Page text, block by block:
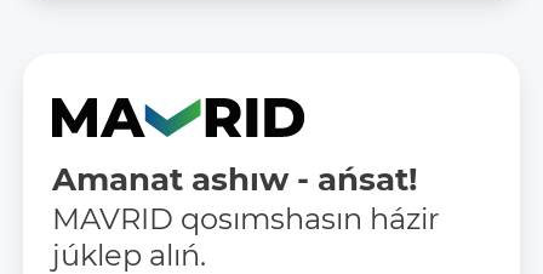
Amanat ashıw - ańsat!
MAVRID qosımshasın házir
júklep alıń.